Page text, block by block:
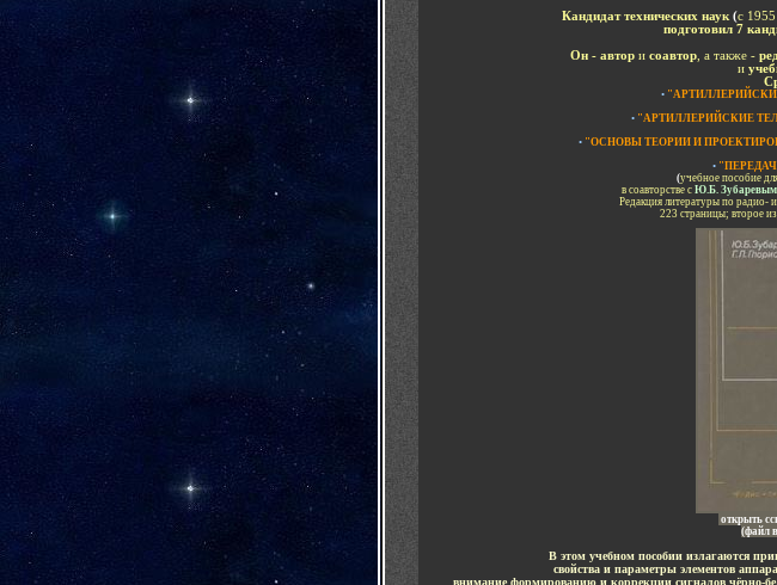
Кандидат технических наук (с 1955
подготовил 7
Он - автор и соавтор , а также -
и
•
• "АРТИЛЛЕРИЙСКИЕ
• "ОСНОВЫ ТЕОРИИ И
•
(учебное пособие
в соавторстве с Ю.Б. Зубаревым
Редакция литературы по радио-
223 страницы; второе
открыть
(файл
В этом учебном пособии излагаются
свойства и параметры элементов
внимание формированию и коррекции сигналов чёрно-